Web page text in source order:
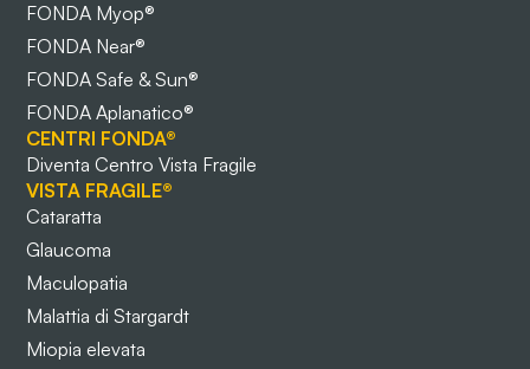
FONDA Myop®
FONDA Near®
FONDA Safe & Sun®
FONDA Aplanatico®
CENTRI FONDA®
Diventa Centro Vista Fragile
VISTA FRAGILE®
Cataratta
Glaucoma
Maculopatia
Malattia di Stargardt
Miopia elevata